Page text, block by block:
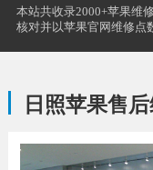
本站共收录2000+苹果维
核对并以苹果官网维修点
日照苹果售